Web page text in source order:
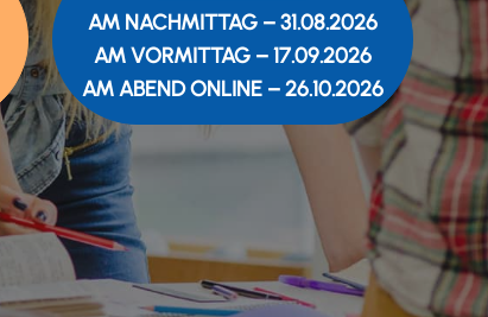
AM NACHMITTAG – 31.08.2026
AM VORMITTAG – 17.09.2026
AM ABEND ONLINE – 26.10.2026